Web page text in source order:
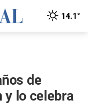
14.1°
de
y lo celebra